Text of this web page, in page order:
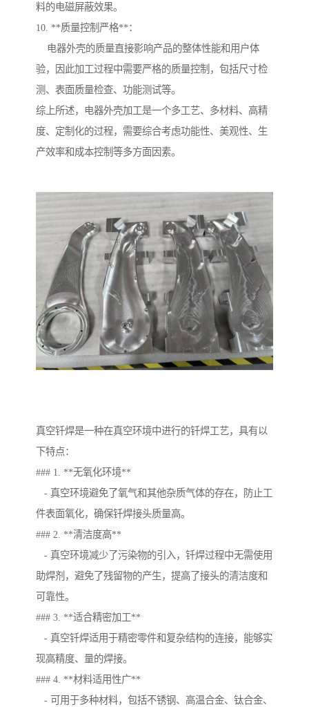
料的电磁屏蔽效果。
10. **质量控制严格**：
电器外壳的质量直接影响产品的整体性能和用户体
验，因此加工过程中需要严格的质量控制，包括尺寸检
测、表面质量检查、功能测试等。
综上所述，电器外壳加工是一个多工艺、多材料、高精
度、定制化的过程，需要综合考虑功能性、美观性、生
产效率和成本控制等多方面因素。
真空钎焊是一种在真空环境中进行的钎焊工艺，具有以
下特点：
### 1. **无氧化环境**
- 真空环境避免了氧气和其他杂质气体的存在，防止工
件表面氧化，确保钎焊接头质量高。
### 2. **清洁度高**
- 真空环境减少了污染物的引入，钎焊过程中无需使用
助焊剂，避免了残留物的产生，提高了接头的清洁度和
可靠性。
### 3. **适合精密加工**
- 真空钎焊适用于精密零件和复杂结构的连接，能够实
现高精度、量的焊接。
### 4. **材料适用性广**
- 可用于多种材料，包括不锈钢、高温合金、钛合金、